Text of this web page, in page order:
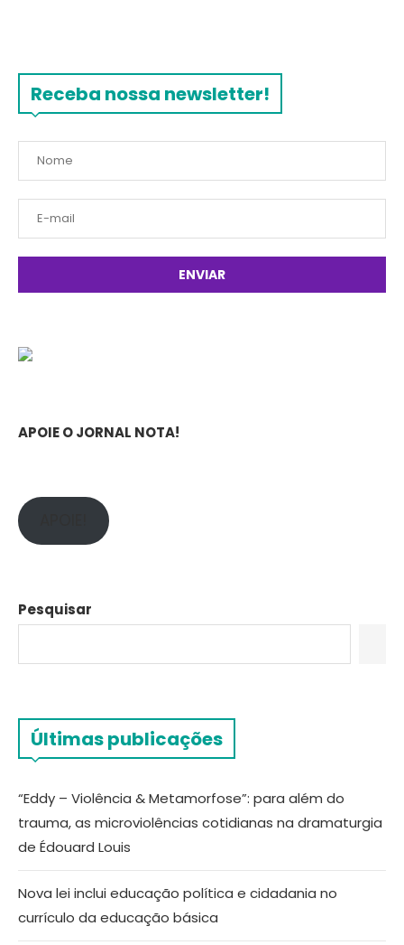
Receba nossa newsletter!
APOIE O JORNAL NOTA!
Pesquisar
Últimas publicações
“Eddy – Violência & Metamorfose”: para além do
trauma, as microviolências cotidianas na dramaturgia
de Édouard Louis
Nova lei inclui educação política e cidadania no
currículo da educação básica